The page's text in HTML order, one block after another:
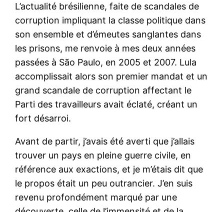
L’actualité brésilienne, faite de scandales de
corruption impliquant la classe politique dans
son ensemble et d’émeutes sanglantes dans
les prisons, me renvoie à mes deux années
passées à São Paulo, en 2005 et 2007. Lula
accomplissait alors son premier mandat et un
grand scandale de corruption affectant le
Parti des travailleurs avait éclaté, créant un
fort désarroi.
Avant de partir, j’avais été averti que j’allais
trouver un pays en pleine guerre civile, en
référence aux exactions, et je m’étais dit que
le propos était un peu outrancier. J’en suis
revenu profondément marqué par une